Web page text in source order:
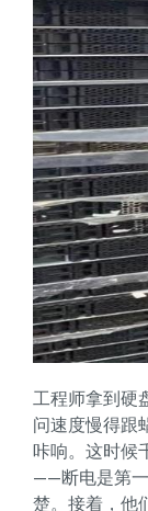
工程师拿到硬
问速度慢得跟
咔响。这时候
——断电是第
楚。接着，他